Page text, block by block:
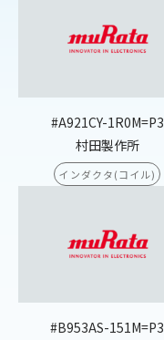
#A921CY-1R0M=P3
村田製作所
インダクタ(コイル)
#B953AS-151M=P3